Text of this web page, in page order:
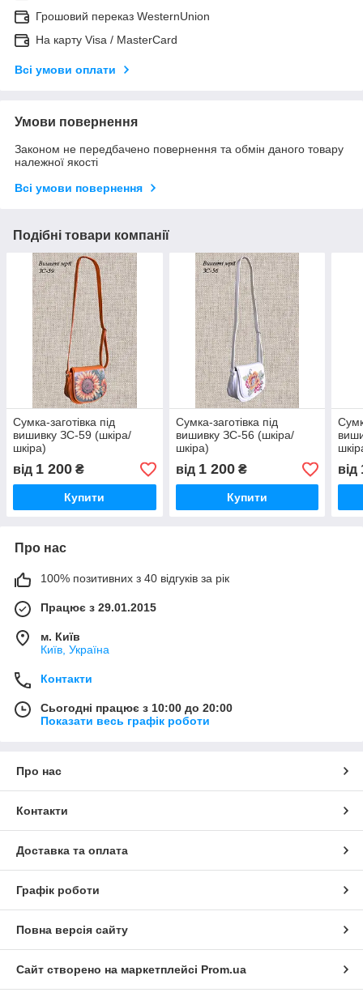
Грошовий переказ WesternUnion
На карту Visa / MasterCard
Всі умови оплати
Умови повернення
Законом не передбачено повернення та обмін даного товару
належної якості
Всі умови повернення
Подібні товари компанії
Сумка-заготівка під
вишивку ЗС-59 (шкіра/
шкіра)
від 1 200 ₴
Купити
Сумка-заготівка під
вишивку ЗС-56 (шкіра/
шкіра)
від 1 200₴
Купити
від
Про нас
100% позитивних з 40 відгуків за рік
Працює з 29.01.2015
м. Київ
Київ, Україна
Контакти
Сьогодні працює з 10:00 до 20:00
Показати весь графік роботи
Про нас
Контакти
Доставка та оплата
Графік роботи
Повна версія сайту
Сайт створено на маркетплейсі Prom.ua